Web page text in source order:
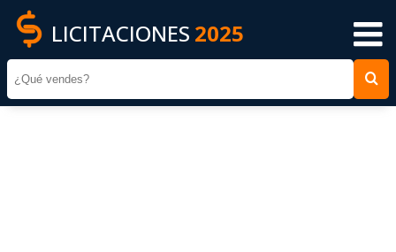
LICITACIONES 2025